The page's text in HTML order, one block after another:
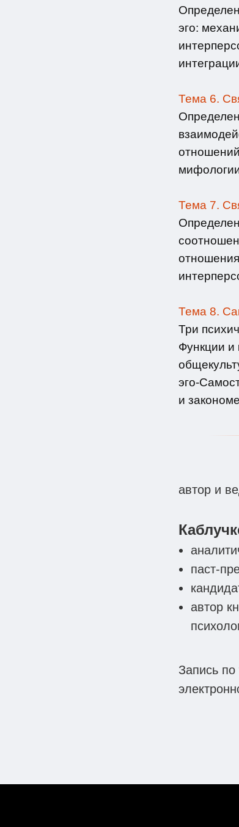
эго:
Тема 6.
Тема 7.
Тема 8.
Три
Функции
эго-
и
автор и
паст-
автор
Запись